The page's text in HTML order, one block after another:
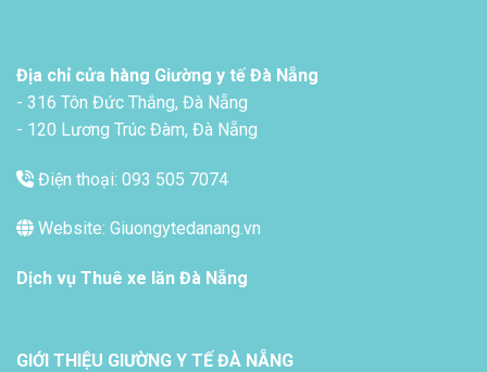
Địa chỉ cửa hàng Giường y tế Đà Nẵng
- 316 Tôn Đức Thắng, Đà Nẵng
- 120 Lương Trúc Đàm, Đà Nẵng
Điện thoại: 093 505 7074
Website: Giuongytedanang.vn
Dịch vụ Thuê xe lăn Đà Nẵng
GIỚI THIỆU GIƯỜNG Y TẾ ĐÀ NẴNG